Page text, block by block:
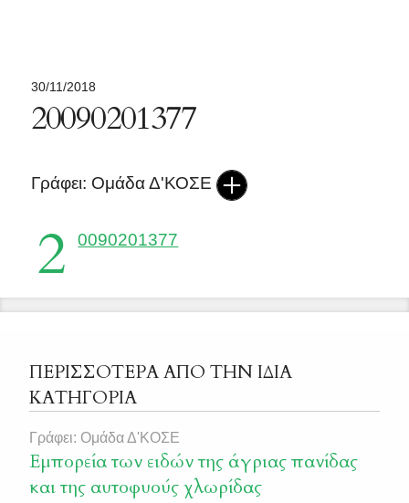
30/11/2018
20090201377
Γράφει: Ομάδα Δ'ΚΟΣΕ
2 0090201377
ΠΕΡΙΣΣΟΤΕΡΑ ΑΠΟ ΤΗΝ ΙΔΙΑ
ΚΑΤΗΓΟΡΙΑ
Γράφει: Ομάδα Δ'ΚΟΣΕ
Εμπορεία των ειδών της άγριας πανίδας
και της αυτοφυούς χλωρίδας